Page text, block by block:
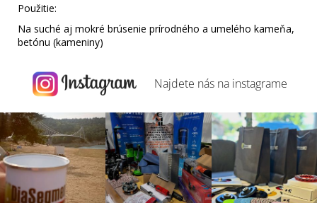
Použitie:
Na suché aj mokré brúsenie prírodného a umelého kameňa,
betónu (kameniny)
Najdete nás na instagrame